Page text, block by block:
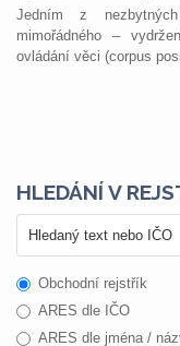
Jedním z
mimořádného –
ovládání věci (corpus
HLEDÁNÍ V
Obchodní rejstřík
ARES dle IČO
ARES dle jména /